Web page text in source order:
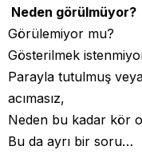
Neden görülmüyor?
Görülemiyor mu?
Gösterilmek
Parayla tutulmuş
acımasız,
Neden bu kadar kör
Bu da ayrı bir soru…